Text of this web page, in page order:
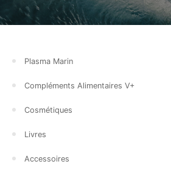
Plasma Marin
Compléments Alimentaires V+
Cosmétiques
Livres
Accessoires